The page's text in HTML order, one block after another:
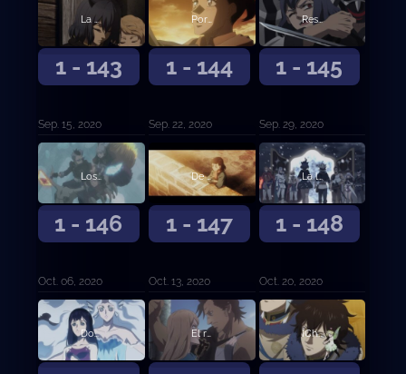
1 - 143
La balanza decantada
Sep. 15, 2020
1 - 144
Por la extinción de los diablos
Sep. 22, 2020
1 - 145
Rescate
Sep. 29, 2020
1 - 146
Los que veneran a los diablos
Oct. 06, 2020
1 - 147
De vida o muerte
Oct. 13, 2020
1 - 148
La luz que ilumina la oscuridad
Oct. 20, 2020
Dos búsquedas El reto de las damas ¡Choque! ¡Batalla entre capitanes!